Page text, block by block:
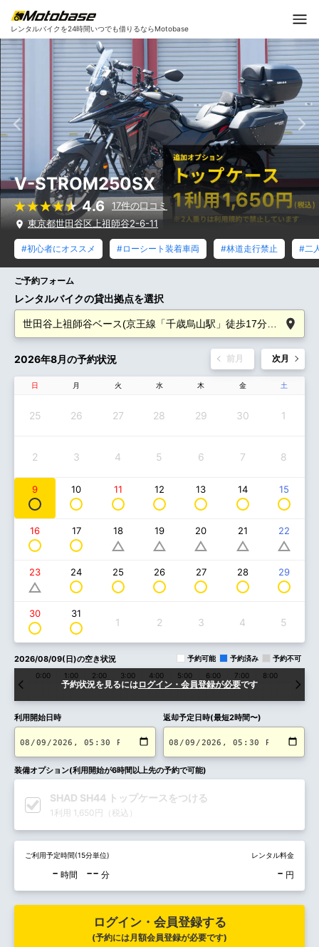
レンタルバイクを24時間いつでも借りるならMotobase
V-STROM250SX
4.6
17件の口コミ
東京都世田谷区上祖師谷2-6-11
#初心者にオススメ #ローシート装着車両 #林道走行禁止 #二
ご予約フォーム
レンタルバイクの貸出拠点を選択
2026年8月の予約状況 前月 次月
日 月 火 水 木 金 土
25 26 27 28 29 30 1
2 3 4 5 6 7 8
9 10 11 12 13 14 15
16 17 18 19 20 21 22
23 24 25 26 27 28 29
30 31
1 2 3 4 5
2026/08/09(日)の空き状況 予約可能 予約済み 予約不可
予約状況を見るにはログイン・会員登録が必要です
0:00 1:00 2:00 3:00 4:00 5:00 6:00 7:00 8:00
利用開始日時 返却予定日時(最短2時間〜)
装備オプション(利用開始が6時間以上先の予約で可能)
SHAD SH44 トップケースをつける
1利用 1,650円（税込）
ご利用予定時間(15分単位)
- 時間 -- 分
レンタル料金
- 円
ログイン・会員登録する
(予約には月額会員登録が必要です)